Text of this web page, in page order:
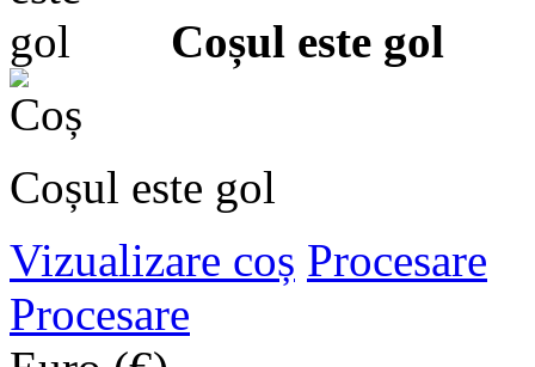
Coșul este gol
Coșul este gol
Vizualizare coș Procesare
Procesare